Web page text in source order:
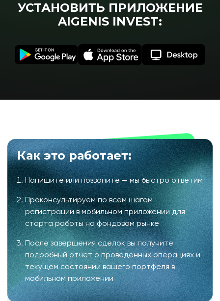
УСТАНОВИТЬ ПРИЛОЖЕНИЕ
AIGENIS INVEST:
Как это работает:
Напишите или позвоните — мы быстро ответим
Проконсультируем по всем шагам
регистрации в мобильном приложении для
старта работы на фондовом рынке
После завершения сделок вы получите
подробный отчет о проведенных операциях и
текущем состоянии вашего портфеля в
мобильном приложении